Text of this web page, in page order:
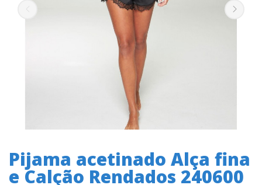
Pijama acetinado Alça fina
e Calção Rendados 240600